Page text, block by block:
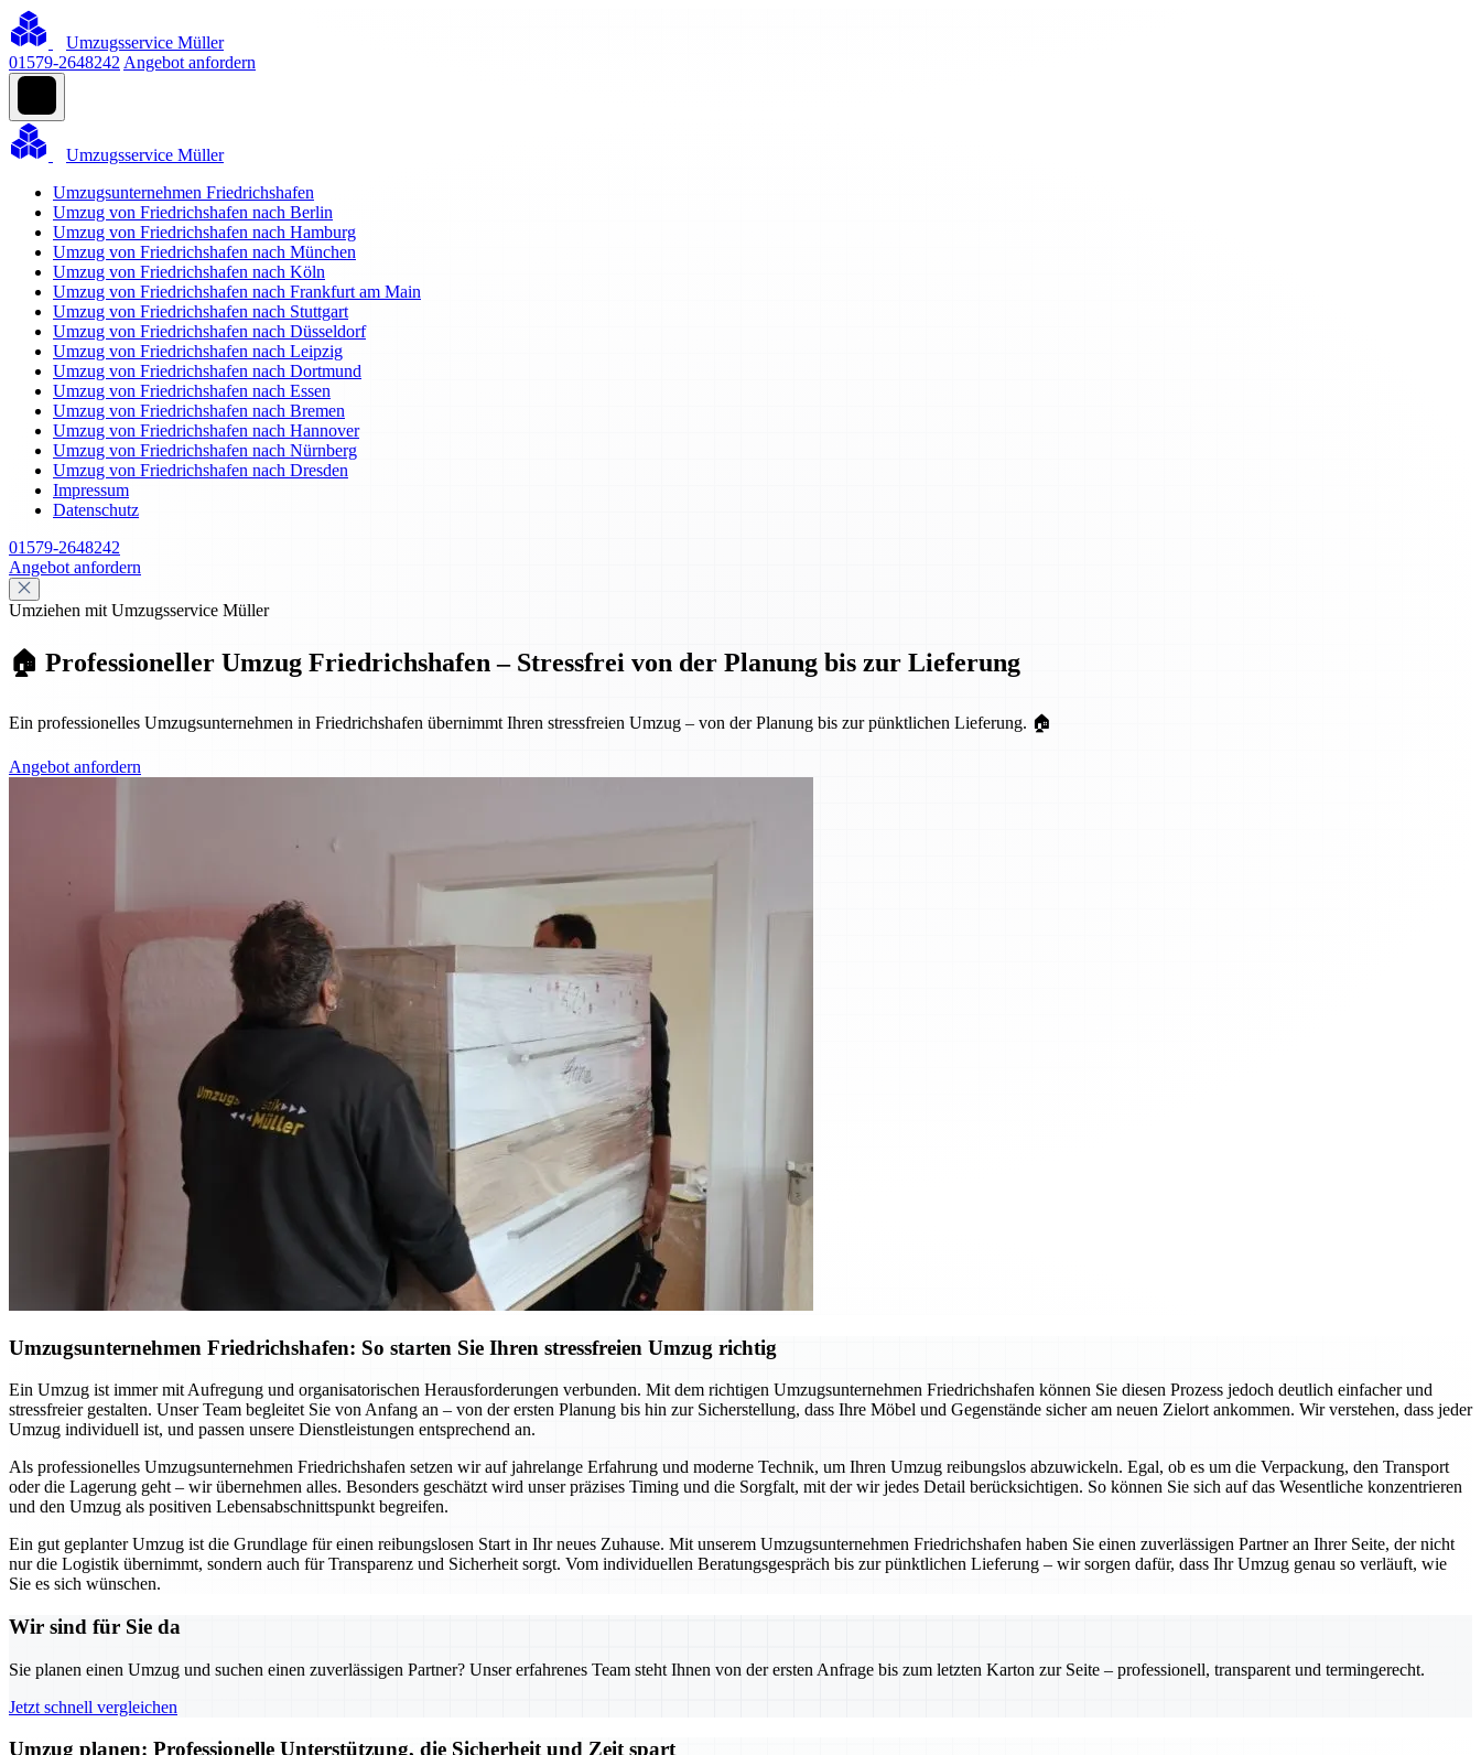
Umzugsservice Müller
01579-2648242 Angebot anfordern
Umzugsservice Müller
Umzugsunternehmen Friedrichshafen
Umzug von Friedrichshafen nach Berlin
Umzug von Friedrichshafen nach Hamburg
Umzug von Friedrichshafen nach München
Umzug von Friedrichshafen nach Köln
Umzug von Friedrichshafen nach Frankfurt am Main
Umzug von Friedrichshafen nach Stuttgart
Umzug von Friedrichshafen nach Düsseldorf
Umzug von Friedrichshafen nach Leipzig
Umzug von Friedrichshafen nach Dortmund
Umzug von Friedrichshafen nach Essen
Umzug von Friedrichshafen nach Bremen
Umzug von Friedrichshafen nach Hannover
Umzug von Friedrichshafen nach Nürnberg
Umzug von Friedrichshafen nach Dresden
Impressum
Datenschutz
01579-2648242
Angebot anfordern
Umziehen mit Umzugsservice Müller
🏠 Professioneller Umzug Friedrichshafen – Stressfrei von der Planung bis zur Lieferung
Ein professionelles Umzugsunternehmen in Friedrichshafen übernimmt Ihren stressfreien Umzug – von der Planung bis zur pünktlichen Lieferung. 🏠
Angebot anfordern
Umzugsunternehmen Friedrichshafen: So starten Sie Ihren stressfreien Umzug richtig
Ein Umzug ist immer mit Aufregung und organisatorischen Herausforderungen verbunden. Mit dem richtigen Umzugsunternehmen Friedrichshafen können Sie diesen Prozess jedoch deutlich einfacher und
stressfreier gestalten. Unser Team begleitet Sie von Anfang an – von der ersten Planung bis hin zur Sicherstellung, dass Ihre Möbel und Gegenstände sicher am neuen Zielort ankommen. Wir verstehen, dass jeder
Umzug individuell ist, und passen unsere Dienstleistungen entsprechend an.
Als professionelles Umzugsunternehmen Friedrichshafen setzen wir auf jahrelange Erfahrung und moderne Technik, um Ihren Umzug reibungslos abzuwickeln. Egal, ob es um die Verpackung, den Transport
oder die Lagerung geht – wir übernehmen alles. Besonders geschätzt wird unser präzises Timing und die Sorgfalt, mit der wir jedes Detail berücksichtigen. So können Sie sich auf das Wesentliche konzentrieren
und den Umzug als positiven Lebensabschnittspunkt begreifen.
Ein gut geplanter Umzug ist die Grundlage für einen reibungslosen Start in Ihr neues Zuhause. Mit unserem Umzugsunternehmen Friedrichshafen haben Sie einen zuverlässigen Partner an Ihrer Seite, der nicht
nur die Logistik übernimmt, sondern auch für Transparenz und Sicherheit sorgt. Vom individuellen Beratungsgespräch bis zur pünktlichen Lieferung – wir sorgen dafür, dass Ihr Umzug genau so verläuft, wie
Sie es sich wünschen.
Wir sind für Sie da
Sie planen einen Umzug und suchen einen zuverlässigen Partner? Unser erfahrenes Team steht Ihnen von der ersten Anfrage bis zum letzten Karton zur Seite – professionell, transparent und termingerecht.
Jetzt schnell vergleichen
Umzug planen: Professionelle Unterstützung, die Sicherheit und Zeit spart